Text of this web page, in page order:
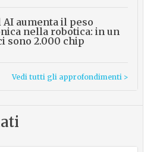
AI aumenta il peso
nella robotica: in un
sono 2.000 chip
Vedi tutti gli approfondimenti >